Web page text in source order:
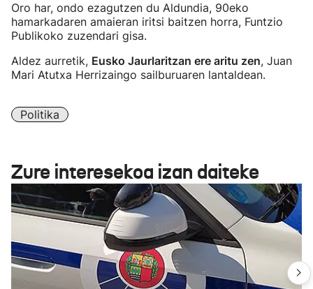
Oro har, ondo ezagutzen du Aldundia, 90eko
hamarkadaren amaieran iritsi baitzen horra, Funtzio
Publikoko zuzendari gisa.
Aldez aurretik, Eusko Jaurlaritzan ere aritu zen, Juan
Mari Atutxa Herrizaingo sailburuaren lantaldean.
Politika
Zure interesekoa izan daiteke